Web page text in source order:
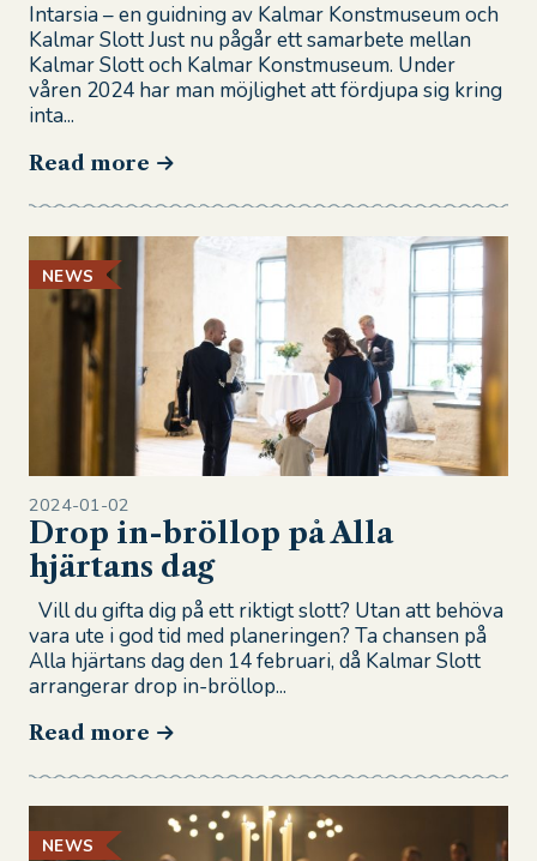
Intarsia – en guidning av Kalmar Konstmuseum och
Kalmar Slott Just nu pågår ett samarbete mellan
Kalmar Slott och Kalmar Konstmuseum. Under
våren 2024 har man möjlighet att fördjupa sig kring
inta...
Read more
NEWS
2024-01-02
Drop in-bröllop på Alla
hjärtans dag
Vill du gifta dig på ett riktigt slott? Utan att behöva
vara ute i god tid med planeringen? Ta chansen på
Alla hjärtans dag den 14 februari, då Kalmar Slott
arrangerar drop in-bröllop...
Read more
NEWS